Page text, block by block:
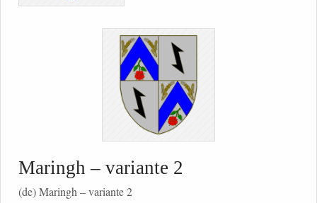
Maringh – variante 2
(de) Maringh – variante 2